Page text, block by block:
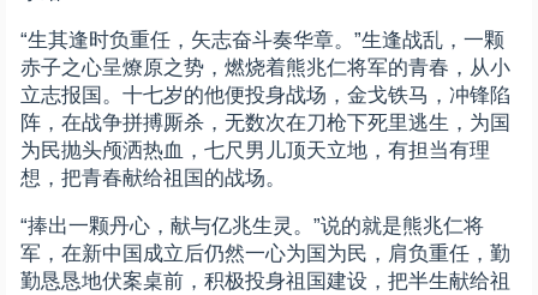
“生其逢时负重任，矢志奋斗奏华章。”生逢战乱，一颗
赤子之心呈燎原之势，燃烧着熊兆仁将军的青春，从小
立志报国。十七岁的他便投身战场，金戈铁马，冲锋陷
阵，在战争拼搏厮杀，无数次在刀枪下死里逃生，为国
为民抛头颅洒热血，七尺男儿顶天立地，有担当有理
想，把青春献给祖国的战场。
“捧出一颗丹心，献与亿兆生灵。”说的就是熊兆仁将
军，在新中国成立后仍然一心为国为民，肩负重任，勤
勤恳恳地伏案桌前，积极投身祖国建设，把半生献给祖